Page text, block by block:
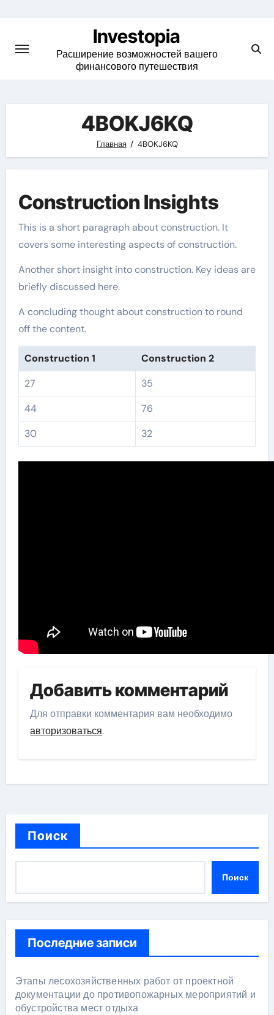
content
Investopia
Расширение возможностей вашего
финансового путешествия
4BOKJ6KQ
Главная 4BOKJ6KQ
Construction Insights
This is a short paragraph about construction. It
covers some interesting aspects of construction.
Another short insight into construction. Key ideas are
briefly discussed here.
A concluding thought about construction to round
off the content.
Construction 1
Construction 2
27
35
44
76
30
32
Добавить комментарий
Для отправки комментария вам необходимо
авторизоваться.
Поиск
Поиск
Последние записи
Этапы лесохозяйственных работ от проектной
документации до противопожарных мероприятий и
обустройства мест отдыха